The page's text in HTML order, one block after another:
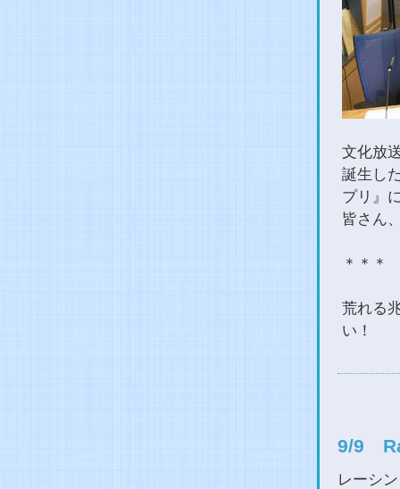
文化放
誕生し
プリ』
皆さん
＊＊＊
荒れる
い！
9/9
レーシ